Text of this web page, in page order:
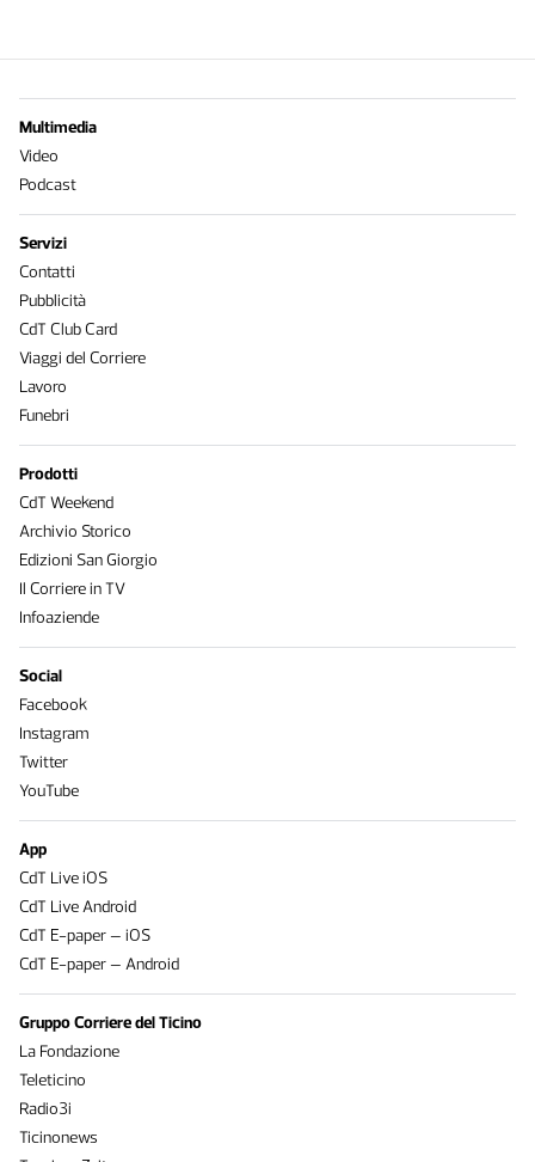
Multimedia
Video
Podcast
Servizi
Contatti
Pubblicità
CdT Club Card
Viaggi del Corriere
Lavoro
Funebri
Prodotti
CdT Weekend
Archivio Storico
Edizioni San Giorgio
Il Corriere in TV
Infoaziende
Social
Facebook
Instagram
Twitter
YouTube
App
CdT Live iOS
CdT Live Android
CdT E-paper – iOS
CdT E-paper – Android
Gruppo Corriere del Ticino
La Fondazione
Teleticino
Radio3i
Ticinonews